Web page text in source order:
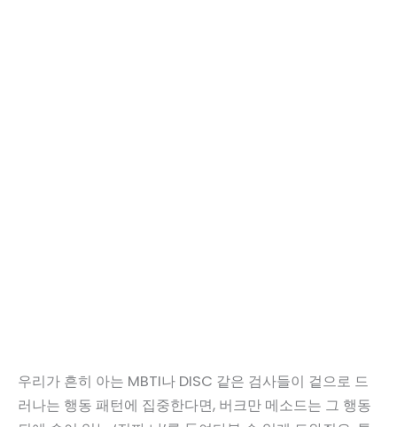
우리가 흔히 아는 MBTI나 DISC 같은 검사들이 겉으로 드
러나는 행동 패턴에 집중한다면, 버크만 메소드는 그 행동